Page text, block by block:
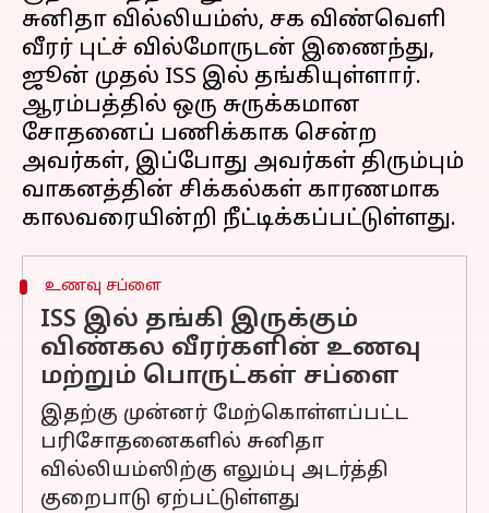
சுனிதா வில்லியம்ஸ், சக விண்வெளி
வீரர் புட்ச் வில்மோருடன் இணைந்து,
ஜூன் முதல் ISS இல் தங்கியுள்ளார்.
ஆரம்பத்தில் ஒரு சுருக்கமான
சோதனைப் பணிக்காக சென்ற
அவர்கள், இப்போது அவர்கள் திரும்பும்
வாகனத்தின் சிக்கல்கள் காரணமாக
உணவு சப்ளை
ISS இல் தங்கி இருக்கும்
விண்கல வீரர்களின் உணவு
மற்றும் பொருட்கள் சப்ளை
இதற்கு முன்னர் மேற்கொள்ளப்பட்ட
பரிசோதனைகளில் சுனிதா
வில்லியம்ஸிற்கு எலும்பு அடர்த்தி
குறைபாடு ஏற்பட்டுள்ளது